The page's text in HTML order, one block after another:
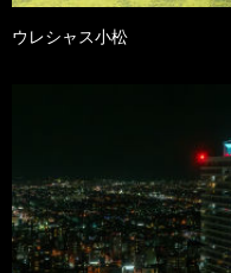
ウレシャス小松